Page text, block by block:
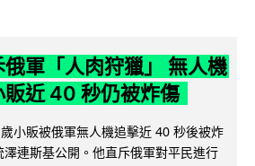
軍「人肉狩獵」 無人機
近 40 秒仍被炸傷
小販被俄軍無人機追擊近 40 秒後被炸
連斯基公開。他直斥俄軍對平民進行